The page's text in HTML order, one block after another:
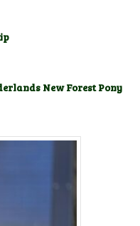
New Forest Pony